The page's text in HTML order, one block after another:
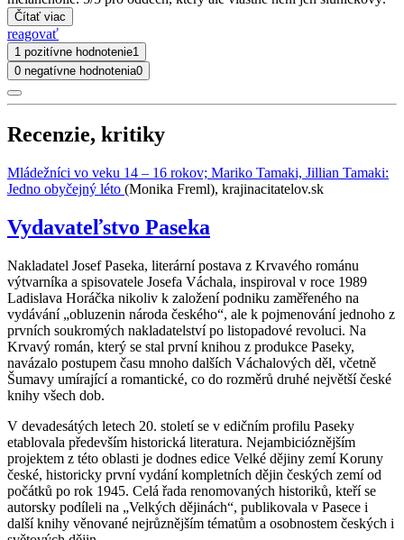
Čítať viac
reagovať
1 pozitívne hodnotenie1
0 negatívne hodnotenia0
Recenzie, kritiky
Mládežníci vo veku 14 – 16 rokov; Mariko Tamaki, Jillian Tamaki:
Jedno obyčejný léto (Monika Freml), krajinacitatelov.sk
Vydavateľstvo Paseka
Nakladatel Josef Paseka, literární postava z Krvavého románu
výtvarníka a spisovatele Josefa Váchala, inspiroval v roce 1989
Ladislava Horáčka nikoliv k založení podniku zaměřeného na
vydávání „obluzenin národa českého“, ale k pojmenování jednoho z
prvních soukromých nakladatelství po listopadové revoluci. Na
Krvavý román, který se stal první knihou z produkce Paseky,
navázalo postupem času mnoho dalších Váchalových děl, včetně
Šumavy umírající a romantické, co do rozměrů druhé největší české
knihy všech dob.
V devadesátých letech 20. století se v edičním profilu Paseky
etablovala především historická literatura. Nejambicióznějším
projektem z této oblasti je dodnes edice Velké dějiny zemí Koruny
české, historicky první vydání kompletních dějin českých zemí od
počátků po rok 1945. Celá řada renomovaných historiků, kteří se
autorsky podíleli na „Velkých dějinách“, publikovala v Pasece i
další knihy věnované nejrůznějším tématům a osobnostem českých i